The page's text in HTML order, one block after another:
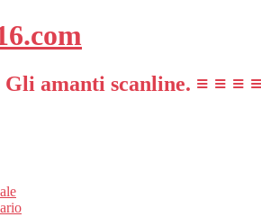
amanti scanline. ≡ ≡ ≡ ≡